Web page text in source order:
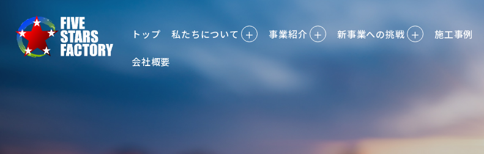
トップ 私たちについて ＋ 事業紹介 ＋ 新事業への挑戦 ＋ 施工事例
会社概要